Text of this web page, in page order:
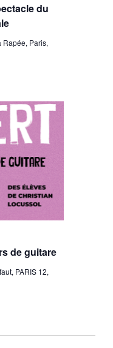
du
Rapée, Paris,
de guitare
PARIS 12,